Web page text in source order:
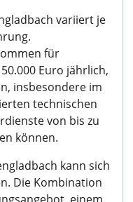
variiert je
für
Euro jährlich,
insbesondere im
technischen
von bis zu
können.
kann sich
Die Kombination